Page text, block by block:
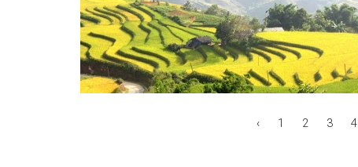
‹ 1 2 3 4